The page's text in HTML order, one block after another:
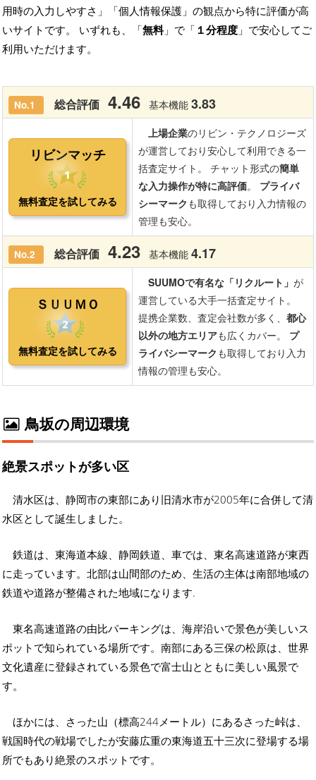
用時の入力しやすさ」「個人情報保護」の観点から特に評価が高
いサイトです。 いずれも、「無料」で「 １分程度 」で安心してご
利用いただけます。
鳥坂の周辺環境
絶景スポットが多い区
清水区は、静岡市の東部にあり旧清水市が2005年に合併して清
水区として誕生しました。
鉄道は、東海道本線、静岡鉄道、車では、東名高速道路が東西
に走っています。北部は山間部のため、生活の主体は南部地域の
鉄道や道路が整備された地域になります.
東名高速道路の由比パーキングは、海岸沿いで景色が美しいス
ポットで知られている場所です。南部にある三保の松原は、世界
文化遺産に登録されている景色で富士山とともに美しい風景で
す。
ほかには、さった山（標高244メートル）にあるさった峠は、
戦国時代の戦場でしたが安藤広重の東海道五十三次に登場する場
所でもあり絶景のスポットです。